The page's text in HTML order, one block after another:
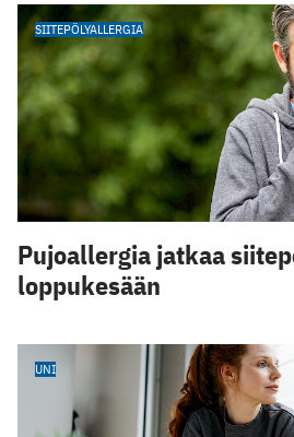
SIITEPÖLYALLERGIA
Pujoallergia jatkaa
loppukesään
UNI